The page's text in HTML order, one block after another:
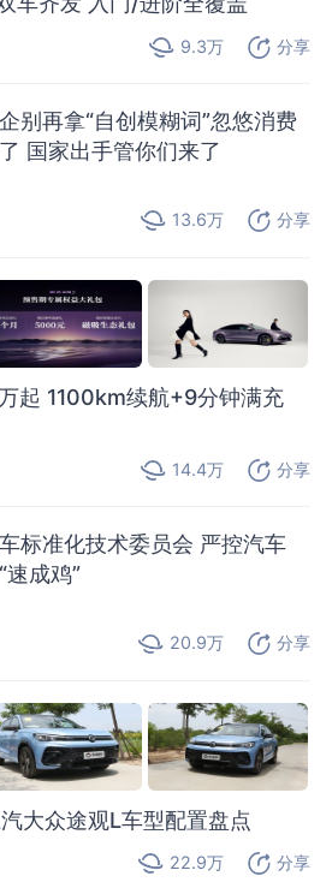
9.3万 分享
别再拿“自创模糊词”忽悠消费
国家出手管你们来了
13.6万 分享
起 1100km续航+9分钟满充
14.4万 分享
标准化技术委员会 严控汽车
速成鸡”
20.9万 分享
大众途观L车型配置盘点
22.9万 分享